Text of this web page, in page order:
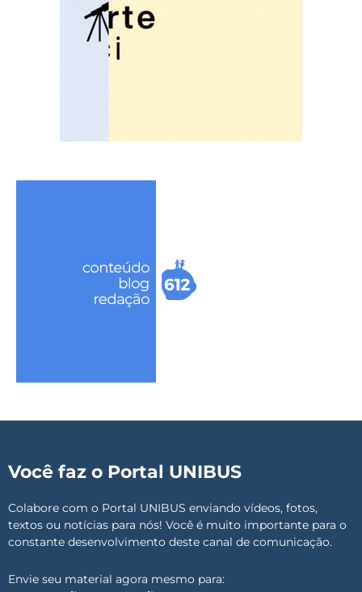
Você faz o Portal UNIBUS
Colabore com o Portal UNIBUS enviando vídeos, fotos,
textos ou notícias para nós! Você é muito importante para o
constante desenvolvimento deste canal de comunicação.
Envie seu material agora mesmo para: